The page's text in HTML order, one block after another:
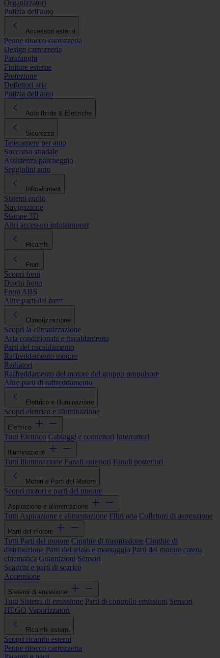
Organizzatori
Pulizia dell'auto
Accessori esterni
Penne ritocco carrozzeria
Design carrozzeria
Parafanghi
Finiture esterne
Protezione
Deflettori aria
Pulizia dell'auto
Auto Ibride & Elettriche
Sicurezza
Telecamere per auto
Soccorso stradale
Assistenza parcheggio
Seggiolini auto
Infotainment
Sistemi audio
Navigazione
Stampe 3D
Altri accessori infotainment
Ricambi
Freni
Scopri freni
Dischi freno
Freni ABS
Altre parti dei freni
Climatizzazione
Scopri la climatizzazione
Aria condizionata e riscaldamento
Parti del riscaldamento
Raffreddamento motore
Radiatori
Raffreddamento del motore del gruppo propulsore
Altre parti di raffreddamento
Elettrico e Illuminazione
Scopri elettrico e illuminazione
Elettrico
Tutti Elettrico Cablaggi e connettori Interruttori
Illuminazione
Tutti Illuminazione Fanali anteriori Fanali posteriori
Motori e Parti del Motore
Scopri motori e parti del motore
Aspirazione e alimentazione
Tutti Aspirazione e alimentazione Filtri aria Collettori di aspirazione
Parti del motore
Tutti Parti del motore Cinghie di trasmissione Cinghie di
distribuzione Parti del telaio e montaggio Parti del motore catena
cinematica Guarnizioni Sensori
Scarichi e parti di scarico
Accensione
Sistemi di emissione
Tutti Sistemi di emissione Parti di controllo emissioni Sensori
HEGO Vaporizzatori
Ricambi esterni
Scopri ricambi esterni
Penne ritocco carrozzeria